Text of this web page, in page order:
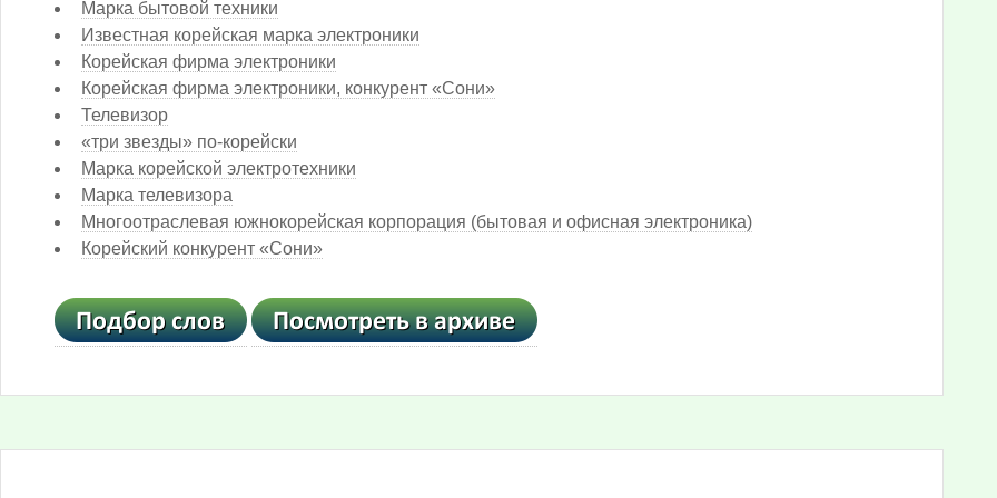
Марка бытовой техники
Известная корейская марка электроники
Корейская фирма электроники
Корейская фирма электроники, конкурент «Сони»
Телевизор
«три звезды» по-корейски
Марка корейской электротехники
Марка телевизора
Многоотраслевая южнокорейская корпорация (бытовая и офисная электроника)
Корейский конкурент «Сони»